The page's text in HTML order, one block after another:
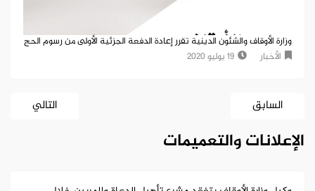
وزارة الأوقاف والشئون الدينية تقرر إعادة الدفعة الجزئية الأولى من رسوم الحج
الأخبار
19 يوليو 2020
السابق التالي
الإعلانات والتعميمات